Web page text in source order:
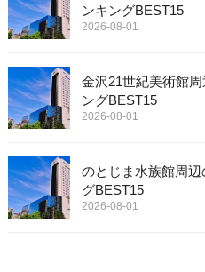
ンキングBEST15
2026-08-01
金沢21世紀美術館
ングBEST15
2026-08-01
のとじま水族館周
グBEST15
2026-08-01